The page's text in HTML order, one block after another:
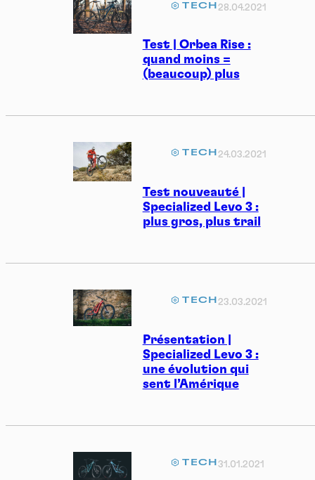
Test | Orbea Rise :
quand moins =
(beaucoup) plus
TECH 28.04.2021
Test nouveauté |
Specialized Levo 3 :
plus gros, plus trail
TECH 24.03.2021
Présentation |
Specialized Levo 3 :
une évolution qui
sent l’Amérique
TECH 23.03.2021
TECH31.01.2021